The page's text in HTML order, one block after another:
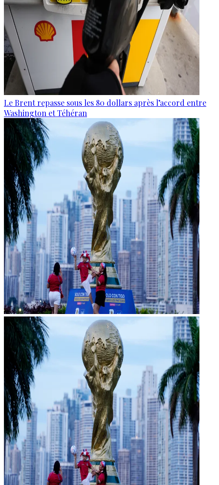
Le Brent repasse sous les 80 dollars après l’accord entre
Washington et Téhéran